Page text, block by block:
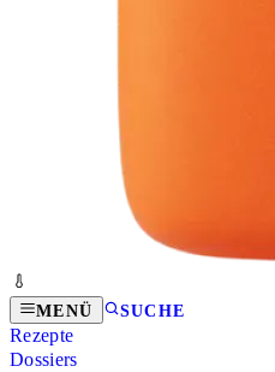
MENÜ SUCHE
Rezepte
Dossiers